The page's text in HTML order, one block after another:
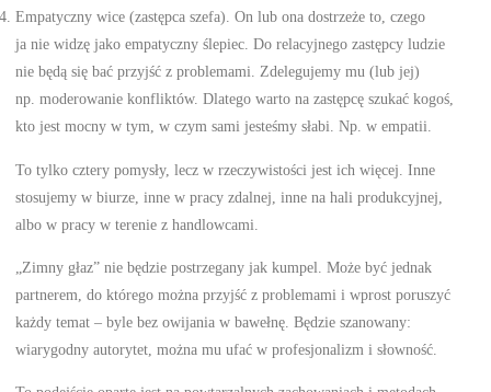
Empatyczny wice (zastępca szefa). On lub ona dostrzeże to, czego
ja nie widzę jako empatyczny ślepiec. Do relacyjnego zastępcy ludzie
nie będą się bać przyjść z problemami. Zdelegujemy mu (lub jej)
np. moderowanie konfliktów. Dlatego warto na zastępcę szukać kogoś,
kto jest mocny w tym, w czym sami jesteśmy słabi. Np. w empatii.
To tylko cztery pomysły, lecz w rzeczywistości jest ich więcej. Inne
stosujemy w biurze, inne w pracy zdalnej, inne na hali produkcyjnej,
albo w pracy w terenie z handlowcami.
„Zimny głaz” nie będzie postrzegany jak kumpel. Może być jednak
partnerem, do którego można przyjść z problemami i wprost poruszyć
każdy temat – byle bez owijania w bawełnę. Będzie szanowany:
wiarygodny autorytet, można mu ufać w profesjonalizm i słowność.